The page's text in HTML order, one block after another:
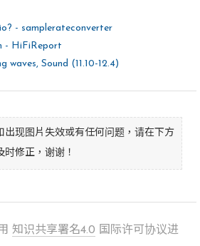
- samplerateconverter
- HiFiReport
waves, Sound (11.10-12.4)
出现图片失效或有任何问题，请在下方
修正，谢谢！
知识共享署名4.0 国际许可协议进